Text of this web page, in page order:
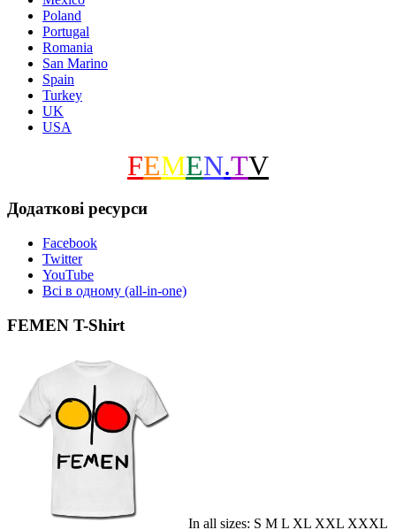
Poland
Portugal
Romania
San Marino
Spain
Turkey
UK
USA
FEMEN.TV
Додаткові ресурси
Facebook
Twitter
YouTube
Всі в одному (all-in-one)
FEMEN T-Shirt
In all sizes: S M L XL XXL XXXL